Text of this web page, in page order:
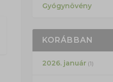
Gyógynövény
KORÁBBAN
2026. január(1)